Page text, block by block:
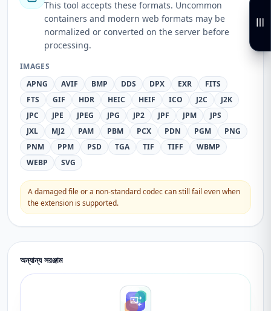
This tool accepts these formats. Uncommon
containers and modern web formats may be
normalized or converted on the server before
processing.
IMAGES
APNG
AVIF BMP DDS DPX EXR
FITS
FTS
GIF HDR HEIC HEIF ICO J2C
J2K
JPC
JPE JPEG JPG JP2 JPF JPM
JPS
JXL
MJ2 PAM PBM PCX PDN PGM
PNG
PNM
PPM PSD TGA TIF TIFF
WBMP
WEBP
SVG
A damaged file or a non-standard codec can still fail even when
the extension is supported.
অন্যান্য সরঞ্জাম